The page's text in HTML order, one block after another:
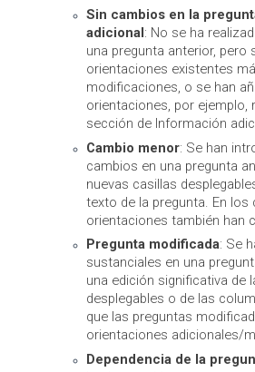
Sin cambios en la
adicional: No se ha
una pregunta anterior, pero
orientaciones existentes
modificaciones, o se han
orientaciones, por ejemplo,
sección de Información
Cambio menor: Se han
cambios en una pregunta
nuevas casillas
texto de la pregunta. En los
orientaciones también han
Pregunta modificada: Se
sustanciales en una
una edición significativa de
desplegables o de las
que las preguntas
orientaciones adicionales/
Dependencia de la